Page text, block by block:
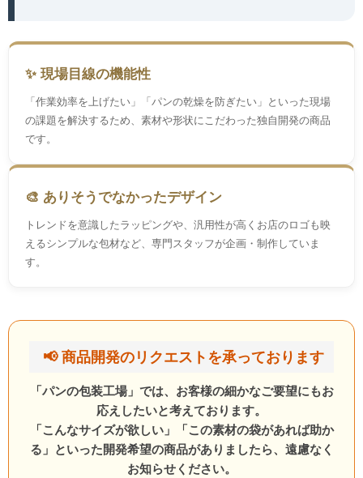
✨ 現場目線の機能性
「作業効率を上げたい」「パンの乾燥を防ぎたい」といった現場
の課題を解決するため、素材や形状にこだわった独自開発の商品
です。
🎨 ありそうでなかったデザイン
トレンドを意識したラッピングや、汎用性が高くお店のロゴも映
えるシンプルな包材など、専門スタッフが企画・制作していま
す。
📢 商品開発のリクエストを承っております
「パンの包装工場」では、お客様の細かなご要望にもお
応えしたいと考えております。
「こんなサイズが欲しい」「この素材の袋があれば助か
る」といった開発希望の商品がありましたら、遠慮なく
お知らせください。